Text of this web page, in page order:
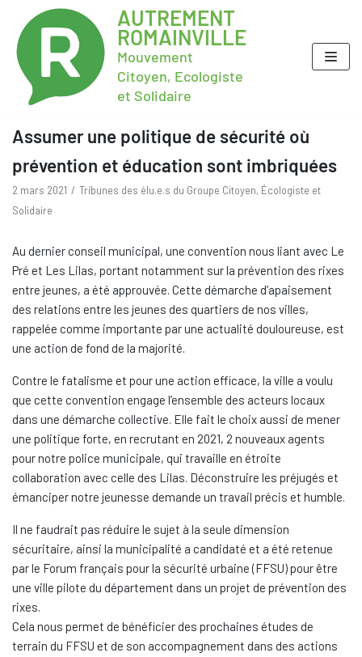
AUTREMENT
ROMAINVILLE
Mouvement
Citoyen, Ecologiste
et Solidaire
Assumer une politique de sécurité où
prévention et éducation sont imbriquées
2 mars 2021
Tribunes des élu.e.s du Groupe Citoyen, Écologiste et
Solidaire
Au dernier conseil municipal, une convention nous liant avec Le
Pré et Les Lilas, portant notamment sur la prévention des rixes
entre jeunes, a été approuvée. Cette démarche d’apaisement
des relations entre les jeunes des quartiers de nos villes,
rappelée comme importante par une actualité douloureuse, est
une action de fond de la majorité.
Contre le fatalisme et pour une action efficace, la ville a voulu
que cette convention engage l’ensemble des acteurs locaux
dans une démarche collective. Elle fait le choix aussi de mener
une politique forte, en recrutant en 2021, 2 nouveaux agents
pour notre police municipale, qui travaille en étroite
collaboration avec celle des Lilas. Déconstruire les préjugés et
émanciper notre jeunesse demande un travail précis et humble.
Il ne faudrait pas réduire le sujet à la seule dimension
sécuritaire, ainsi la municipalité a candidaté et a été retenue
par le Forum français pour la sécurité urbaine (FFSU) pour être
une ville pilote du département dans un projet de prévention des
rixes.
Cela nous permet de bénéficier des prochaines études de
terrain du FFSU et de son accompagnement dans des actions